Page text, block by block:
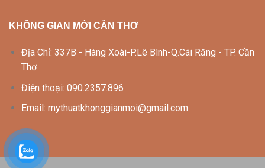
KHÔNG GIAN MỚI CẦN THƠ
Địa Chỉ: 337B - Hàng Xoài-P.Lê Bình-Q.Cái Răng - TP. Cần
Thơ
Điện thoại: 090.2357.896
Email: mythuatkhonggianmoi@gmail.com